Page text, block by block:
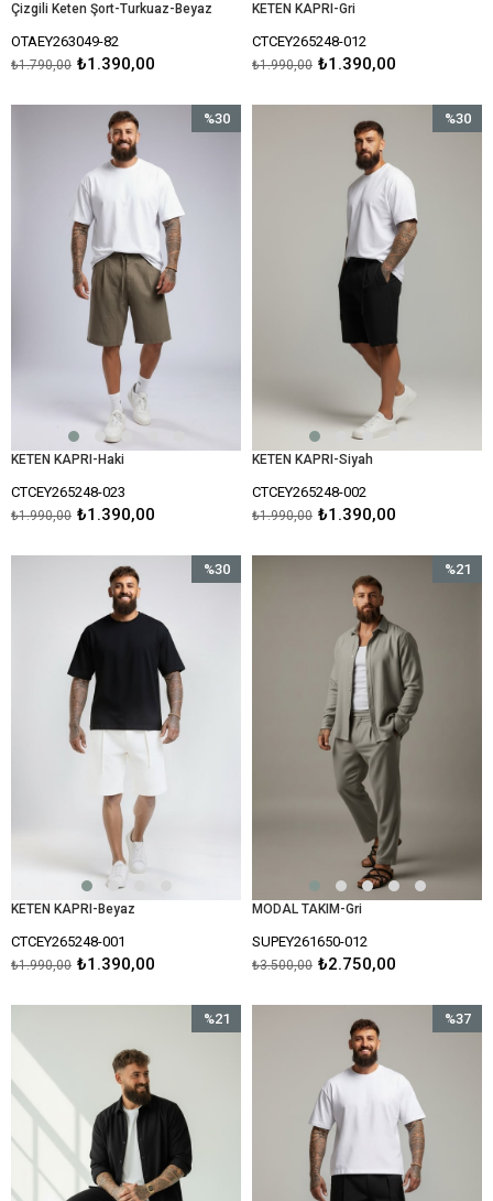
Çizgili Keten Şort-Turkuaz-Beyaz
OTAEY263049-82
₺1.390,00
₺1.790,00
KETEN KAPRI-Gri
CTCEY265248-012
₺1.390,00
₺1.990,00
KETEN KAPRI-Haki
CTCEY265248-023
₺1.390,00
₺1.990,00
%30
KETEN KAPRI-Siyah
CTCEY265248-002
₺1.390,00
₺1.990,00
%30
KETEN KAPRI-Beyaz
CTCEY265248-001
₺1.390,00
₺1.990,00
%30
MODAL TAKIM-Gri
SUPEY261650-012
₺2.750,00
₺3.500,00
%21
%21
%37